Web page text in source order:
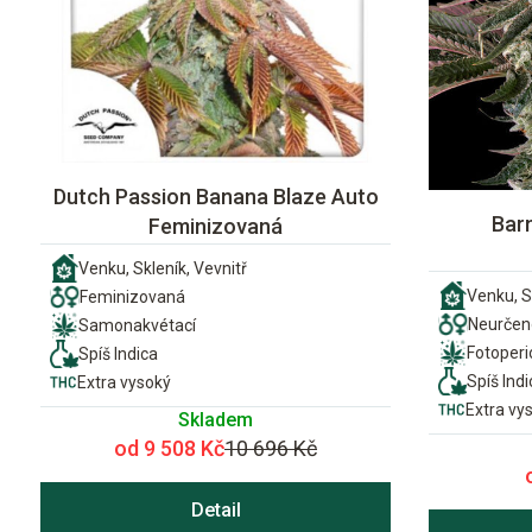
Dutch Passion Banana Blaze Auto
Feminizovaná
Venku, Skleník, Vevnitř
Feminizovaná
Samonakvétací
Spíš Indica
Extra vysoký
Skladem
od 9 508 Kč10 696 Kč
Detail
Venku,
Spíš
Extra